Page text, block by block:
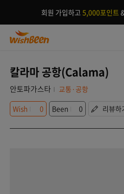
회원 가입하고 5,000포인트
칼라마 공항(Calama)
안토파가스타
교통·공항
Wish
0 Been 0 리뷰하